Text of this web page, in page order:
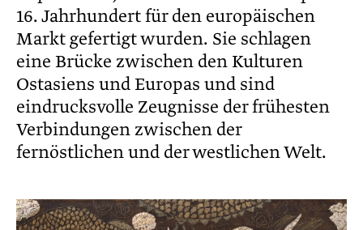
16. Jahrhundert für den europäischen
Markt gefertigt wurden. Sie schlagen
eine Brücke zwischen den Kulturen
Ostasiens und Europas und sind
eindrucksvolle Zeugnisse der frühesten
Verbindungen zwischen der
fernöstlichen und der westlichen Welt.